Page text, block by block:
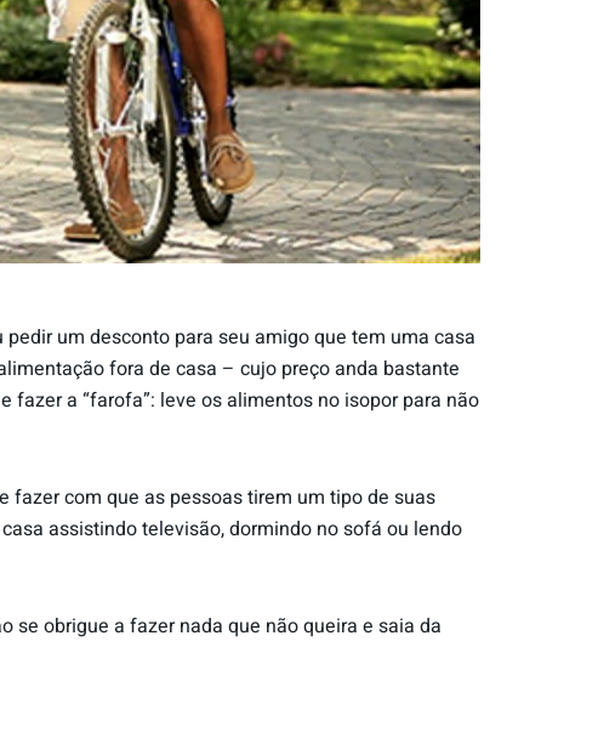
um desconto para seu amigo que tem uma casa
fora de casa – cujo preço anda bastante
fazer a “farofa”: leve os alimentos no isopor para não
fazer com que as pessoas tirem um tipo de suas
assistindo televisão, dormindo no sofá ou lendo
se obrigue a fazer nada que não queira e saia da